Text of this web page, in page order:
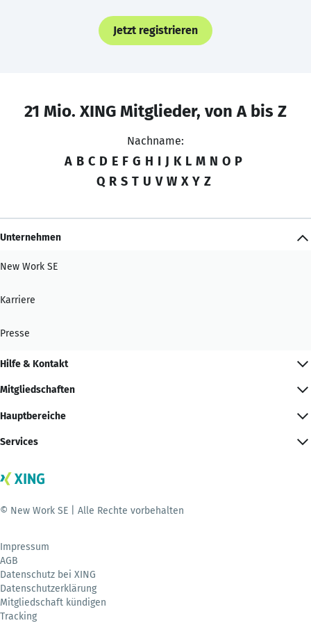
Jetzt registrieren
21 Mio. XING Mitglieder, von A bis Z
Nachname:
A B C D E F G H I J K L M N O P
Q R S T U V W X Y Z
Unternehmen
New Work SE
Karriere
Presse
Hilfe & Kontakt
Mitgliedschaften
Hauptbereiche
Services
© New Work SE | Alle Rechte vorbehalten
Impressum
AGB
Datenschutz bei XING
Datenschutzerklärung
Mitgliedschaft kündigen
Tracking